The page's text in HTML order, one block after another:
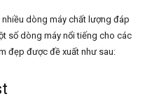
dòng máy chất lượng đáp
số dòng máy nổi tiếng cho các
đẹp được đề xuất như sau: